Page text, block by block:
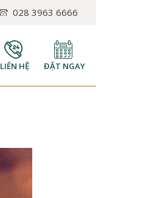
028 3963 6666
LIÊN HỆ ĐẶT NGAY